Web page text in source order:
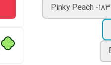
Pinky Peach -183